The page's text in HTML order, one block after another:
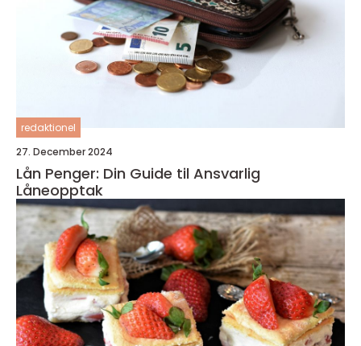
redaktionel
27. December 2024
Lån Penger: Din Guide til Ansvarlig
Låneopptak